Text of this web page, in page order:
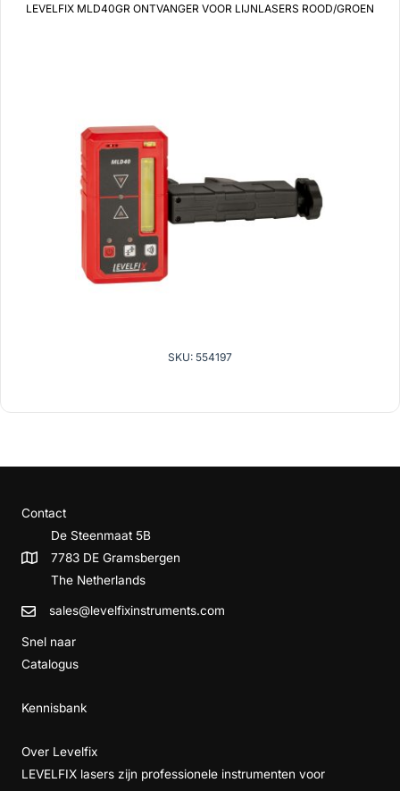
LEVELFIX MLD40GR ONTVANGER VOOR LIJNLASERS ROOD/GROEN
SKU: 554197
Contact
De Steenmaat 5B
7783 DE Gramsbergen
The Netherlands
sales@levelfixinstruments.com
Snel naar
Catalogus
Kennisbank
Over Levelfix
LEVELFIX lasers zijn professionele instrumenten voor